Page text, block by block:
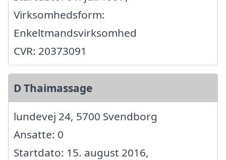
Virksomhedsform:
Enkeltmandsvirksomhed
CVR: 20373091
D Thaimassage
lundevej 24, 5700 Svendborg
Ansatte: 0
Startdato: 15. august 2016,